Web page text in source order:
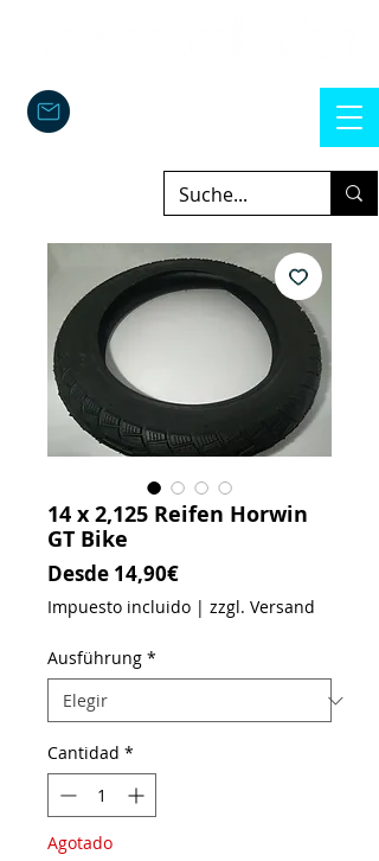
14 x 2,125 Reifen Horwin
GT Bike
Desde 14,90€Precio de oferta
Impuesto incluido | zzgl. Versand
Ausführung *
Cantidad *
Agotado